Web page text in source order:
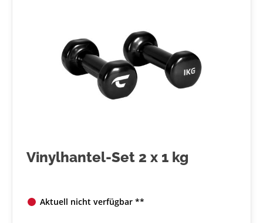
Vinylhantel-Set 2 x 1 kg
Aktuell nicht verfügbar **